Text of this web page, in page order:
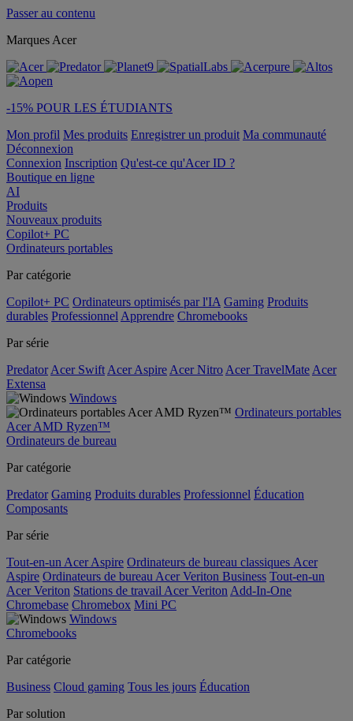
Passer au contenu
Marques Acer
-15% POUR LES ÉTUDIANTS
Mon profil Mes produits Enregistrer un produit Ma communauté
Déconnexion
Connexion Inscription Qu'est-ce qu'Acer ID ?
Boutique en ligne
AI
Produits
Nouveaux produits
Copilot+ PC
Ordinateurs portables
Par catégorie
Copilot+ PC Ordinateurs optimisés par l'IA Gaming Produits
durables Professionnel Apprendre Chromebooks
Par série
Predator Acer Swift Acer Aspire Acer Nitro Acer TravelMate Acer
Extensa
Windows
Ordinateurs portables
Acer AMD Ryzen™
Ordinateurs de bureau
Par catégorie
Predator Gaming Produits durables Professionnel Éducation
Composants
Par série
Tout-en-un Acer Aspire Ordinateurs de bureau classiques Acer
Aspire Ordinateurs de bureau Acer Veriton Business Tout-en-un
Acer Veriton Stations de travail Acer Veriton Add-In-One
Chromebase Chromebox Mini PC
Windows
Chromebooks
Par catégorie
Business Cloud gaming Tous les jours Éducation
Par solution